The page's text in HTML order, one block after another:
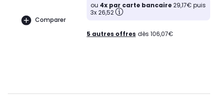
Comparer
ou 4x par carte bancaire29,17€ puis
3x 26,52
5 autres offres dès 106,07€